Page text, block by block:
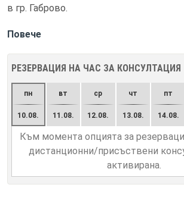
в гр. Габрово.
Повече
РЕЗЕРВАЦИЯ НА ЧАС ЗА КОНСУЛТАЦИЯ
пн
10.08.
вт
11.08.
ср
12.08.
чт
13.08.
пт
14.08.
Към момента опцията за
дистанционни/присъствени
активирана.